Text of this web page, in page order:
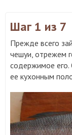
Шаг 1 из 7
Прежде всего
чешуи, отрежем
содержимое
ее кухонным